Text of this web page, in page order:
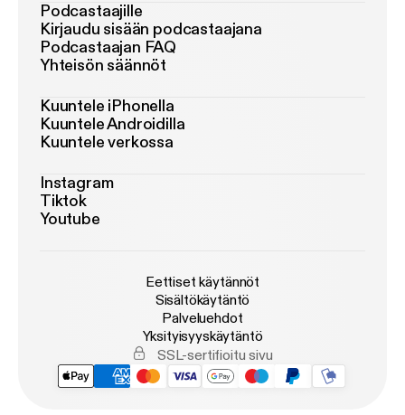
Podcastaajille
Kirjaudu sisään podcastaajana
Podcastaajan FAQ
Yhteisön säännöt
Kuuntele iPhonella
Kuuntele Androidilla
Kuuntele verkossa
Instagram
Tiktok
Youtube
Eettiset käytännöt
Sisältökäytäntö
Palveluehdot
Yksityisyyskäytäntö
SSL-sertifioitu sivu